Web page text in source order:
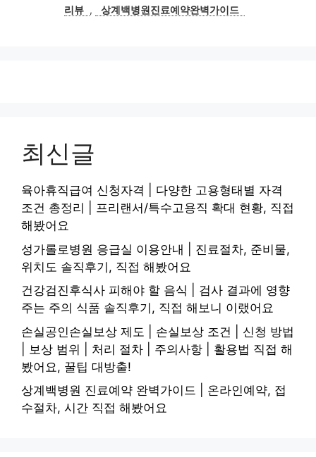
리뷰 , 상계백병원진료예약완벽가이드
최신글
육아휴직급여 신청자격 | 다양한 고용형태별 자격
조건 총정리 | 프리랜서/특수고용직 확대 현황, 직접
해봤어요
성가롤로병원 응급실 이용안내 | 진료절차, 준비물,
위치도 솔직후기, 직접 해봤어요
건강검진후식사 피해야 할 음식 | 검사 결과에 영향
주는 주의 식품 솔직후기, 직접 해보니 이랬어요
손실공인손실보상 제도 | 손실보상 조건 | 신청 방법
| 보상 범위 | 처리 절차 | 주의사항 | 활용법 직접 해
봤어요, 꿀팁 대방출!
상계백병원 진료예약 완벽가이드 | 온라인예약, 접
수절차, 시간 직접 해봤어요